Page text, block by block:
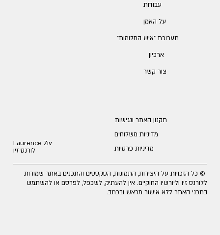
עבודות
על האמן
תערוכת ״איש החלומות״
ארכיון
צור קשר
Laurence Ziv
לורנס זיו
תקנון האתר ונגישות
מדיניות משלוחים
מדיניות פרטיות
© כל הזכויות על היצירות, התמונות, הטקסטים והתכנים באתר שמורות
ללורנס זיו וליורשיו החוקיים. אין להעתיק, לשכפל, לפרסם או להשתמש
בתכני האתר ללא אישור מראש ובכתב.